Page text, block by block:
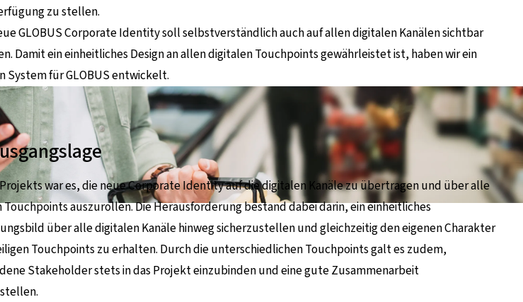
zu stellen.
GLOBUS Corporate Identity soll selbstverständlich auch auf allen digitalen Kanälen sichtbar
Damit ein einheitliches Design an allen digitalen Touchpoints gewährleistet ist, haben wir ein
System für GLOBUS entwickelt.
war es, die neue Corporate Identity auf die digitalen Kanäle zu übertragen und über alle
auszurollen. Die Herausforderung bestand dabei darin, ein einheitliches
über alle digitalen Kanäle hinweg sicherzustellen und gleichzeitig den eigenen Charakter
Touchpoints zu erhalten. Durch die unterschiedlichen Touchpoints galt es zudem,
Stakeholder stets in das Projekt einzubinden und eine gute Zusammenarbeit